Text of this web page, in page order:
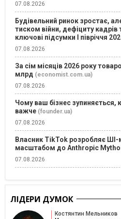
07.08.2026
Будівельний ринок зростає,
тиском війни, дефіциту кадрів
ключові підсумки І півріччя
07.08.2026
За сім місяців 2026 року
млрд (economist.com.ua)
07.08.2026
Чому ваш бізнес
важче (founder.ua)
07.08.2026
Власник TikTok розробляє
масштабом до Anthropic
07.08.2026
ЛІДЕРИ ДУМОК
Костянтин Мельников